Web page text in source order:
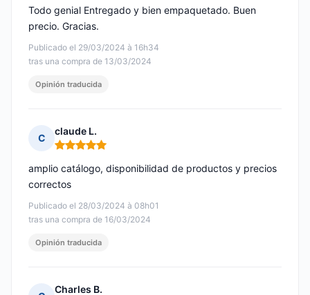
Publicado el 29/03/2024 à 16h34
tras una compra de 13/03/2024
Todo genial Entregado y bien empaquetado. Buen
precio. Gracias.
Opinión traducida
C
claude L.
Nota: 5 de 5
Publicado el 28/03/2024 à 08h01
tras una compra de 16/03/2024
amplio catálogo, disponibilidad de productos y precios
correctos
Opinión traducida
Charles B.